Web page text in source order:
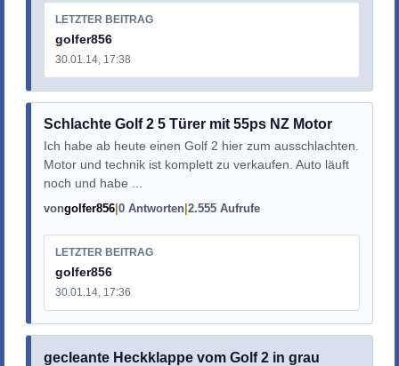
LETZTER BEITRAG
golfer856
30.01.14, 17:38
Schlachte Golf 2 5 Türer mit 55ps NZ Motor
Ich habe ab heute einen Golf 2 hier zum ausschlachten.
Motor und technik ist komplett zu verkaufen. Auto läuft
noch und habe ...
vongolfer856 0 Antworten 2.555 Aufrufe
LETZTER BEITRAG
golfer856
30.01.14, 17:36
gecleante Heckklappe vom Golf 2 in grau